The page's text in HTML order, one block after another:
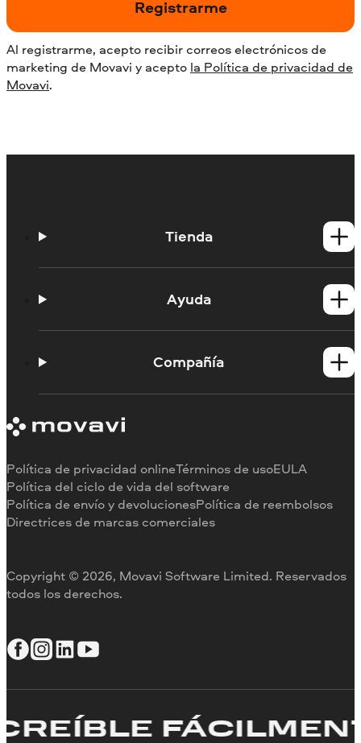
Registrarme
Al registrarme, acepto recibir correos electrónicos de
marketing de Movavi y acepto la Política de privacidad de
Movavi.
Tienda
Productos para MacAyuda
Base de conocimiento
Limitaciones de la versión de prueba
Reembolso
Compañía
Testimonios
Por qué elegirnos
Para el trabajo
Copyright © 2026, Movavi Software Limited. Reservados
todos los derechos.
Política de privacidad onlineTérminos de usoEULA
Política del ciclo de vida del software
Política de envío y devolucionesPolítica de reembolsos
Directrices de marcas comerciales